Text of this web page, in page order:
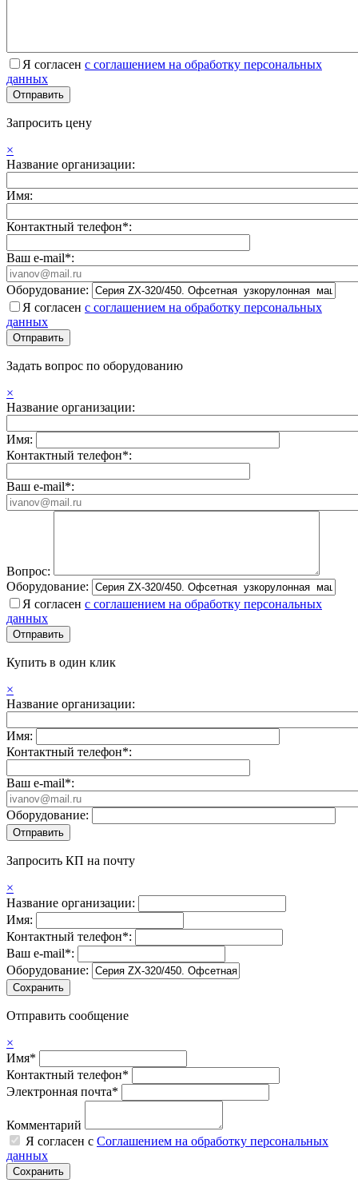
Я согласен с соглашением на обработку персональных
данных
Запросить цену
×
Название организации:
Имя:
Контактный телефон*:
Ваш e-mail*:
Оборудование:
Я согласен с соглашением на обработку персональных
данных
Задать вопрос по оборудованию
×
Название организации:
Имя:
Контактный телефон*:
Ваш e-mail*:
Вопрос:
Оборудование:
Я согласен с соглашением на обработку персональных
данных
Купить в один клик
×
Название организации:
Имя:
Контактный телефон*:
Ваш e-mail*:
Оборудование:
Запросить КП на почту
×
Название организации:
Имя:
Контактный телефон*:
Ваш e-mail*:
Оборудование:
Отправить сообщение
×
Имя*
Контактный телефон*
Электронная почта*
Комментарий
Я согласен с Соглашением на обработку персональных
данных